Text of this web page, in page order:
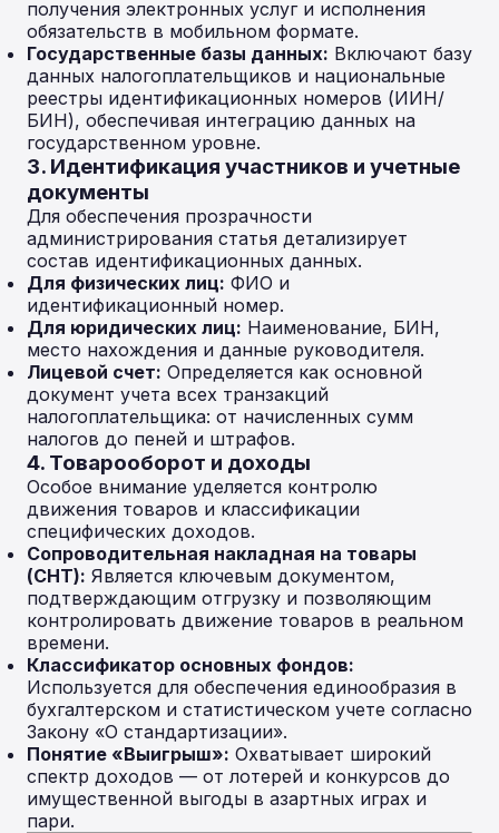
получения электронных услуг и исполнения
обязательств в мобильном формате.
Государственные базы данных: Включают базу
данных налогоплательщиков и национальные
реестры идентификационных номеров (ИИН/
БИН), обеспечивая интеграцию данных на
государственном уровне.
3. Идентификация участников и учетные
документы
Для обеспечения прозрачности
администрирования статья детализирует
состав идентификационных данных.
Для физических лиц: ФИО и
идентификационный номер.
Для юридических лиц: Наименование, БИН,
место нахождения и данные руководителя.
Лицевой счет: Определяется как основной
документ учета всех транзакций
налогоплательщика: от начисленных сумм
налогов до пеней и штрафов.
4. Товарооборот и доходы
Особое внимание уделяется контролю
движения товаров и классификации
специфических доходов.
Сопроводительная накладная на товары
(СНТ): Является ключевым документом,
подтверждающим отгрузку и позволяющим
контролировать движение товаров в реальном
времени.
Классификатор основных фондов:
Используется для обеспечения единообразия в
бухгалтерском и статистическом учете согласно
Закону «О стандартизации».
Понятие «Выигрыш»: Охватывает широкий
спектр доходов — от лотерей и конкурсов до
имущественной выгоды в азартных играх и
пари.